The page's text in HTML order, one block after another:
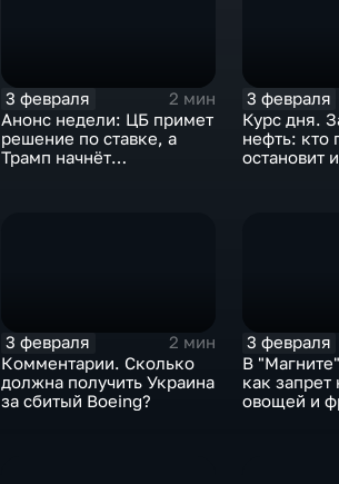
3 февраля
2 мин
Анонс недели: ЦБ примет
решение по ставке, а
Трамп начнёт
3 февраля
Курс дня.
нефть: кто
остановит
3 февраля
2 мин
Комментарии. Сколько
должна получить Украина
за сбитый Boeing?
3 февраля
В
как запрет
овощей и